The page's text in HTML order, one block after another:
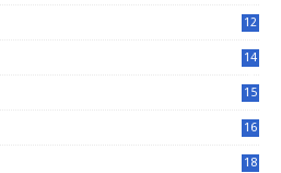
12
14
15
16
18